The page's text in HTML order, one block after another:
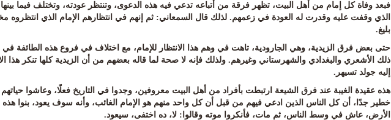
فبعد وفاة كل إمام من أهل البيت، تظهر فرقة من أتباعه تدعي فيه هذه الدعوى، وتنتظر عودته، وتختلف فيما بينها
الذي وقفت عليه وقدرت له العودة في زعمهم. لذلك قال السمعاني: ثم إنهم في انتظارهم الإمام الذي انتظروه
بليغ.
حتى بعض فرق الزيدية، وهي الجارودية، تاهت في وهم هذا الانتظار للإمام، مع اختلاف في فروع هذه الطائفة في
ذلك الأشعري والبغدادي والشهرستاني وغيرهم. ولذلك فإنه لا صحة لما قاله بعضهم من أن الزيدية كلها تنكر هذا
إليه جولد تسيهر .
هذه عقيدة الغيبة عند فرق الشيعة ارتبطت بأفراد من أهل البيت معروفين، وجدوا في التاريخ فعلًا، وعاشوا حياتهم
خطير جدًا، أن كل الناس الذين ادعي فيهم من قبل أن كل واحد منهم هو الإمام الغائب، وأنه سوف يعود، بنوا
الأرض، عاش في وسط الناس، ثم مات، فأنكروا موته وقالوا: لا، ده اختفى، سيعود.